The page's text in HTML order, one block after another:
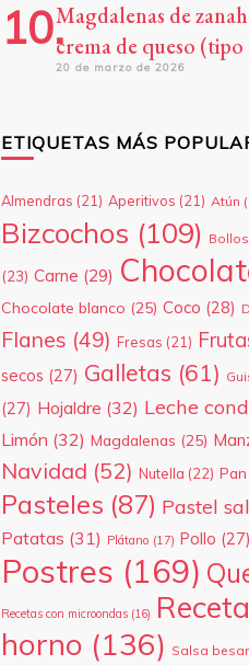
Magdalenas de
crema de queso
20 de marzo de 2026
ETIQUETAS MÁS
Almendras (21) Aperitivos (21) Atún
Bizcochos (109) Bollos
(23) Carne (29)
Chocolate blanco (25) Coco (28)
Flanes (49) Fresas (21)
secos (27) Galletas (61)
(27) Hojaldre (32) Leche
Limón (32) Magdalenas (25)
Navidad (52) Nutella (22) Pan
Pasteles (87) Pastel
Patatas (31) Plátano (17) Pollo (27)
Postres (169)
Recetas con microondas(16)
horno (136) Salsa